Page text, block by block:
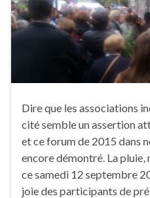
Dire que les associations
cité semble un assertion
et ce forum de 2015 dans
encore démontré. La
ce samedi 12 septembre
joie des participants de